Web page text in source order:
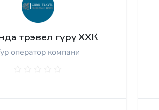
трэвел гүрү ХХК
оператор компани